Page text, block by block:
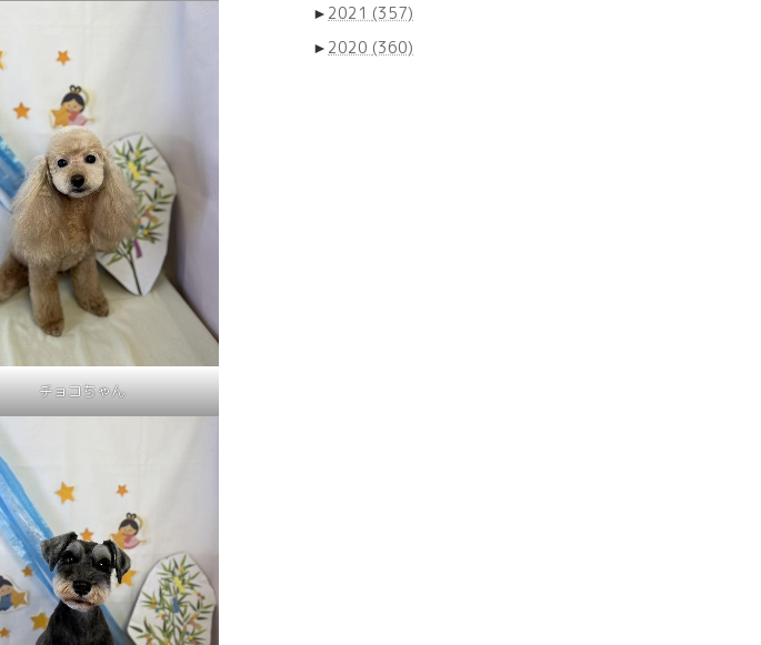
チョコちゃん
► 2021 (357)
► 2020 (360)